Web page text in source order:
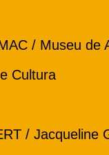
/ Museu de
Cultura
/ Jacqueline